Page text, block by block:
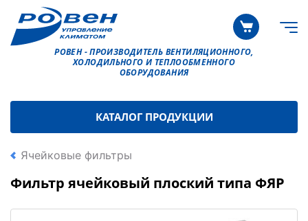
РОВЕН - ПРОИЗВОДИТЕЛЬ ВЕНТИЛЯЦИОННОГО,
ХОЛОДИЛЬНОГО И ТЕПЛООБМЕННОГО
ОБОРУДОВАНИЯ
КАТАЛОГ ПРОДУКЦИИ
Ячейковые фильтры
Фильтр ячейковый плоский типа ФЯР